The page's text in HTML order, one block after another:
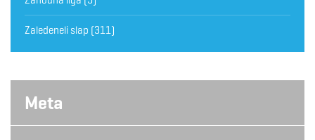
Zaledeneli slap (311)
Meta